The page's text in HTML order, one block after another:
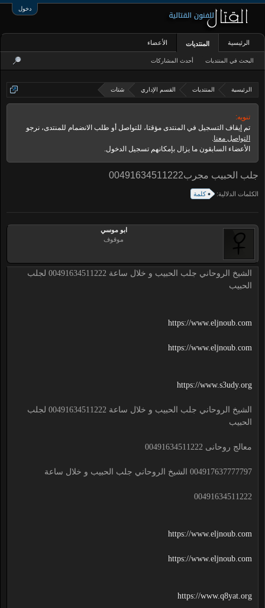
دخول
الرئيسية المنتديات القسم الإداري شتات
تنويه:
تم إيقاف التسجيل في المنتدى مؤقتا، للتواصل أو طلب الانضمام للمنتدى، نرجو
التواصل معنا.
الأعضاء السابقون ما يزال بإمكانهم تسجيل الدخول.
جلب الحبيب مجرب00491634511222
الكلمات الدلالية: كلمة
ابو موسي
موقوف
الشيخ الروحاني جلب الحبيب و خلال ساعة 00491634511222 لجلب
الحبيب
https://www.eljnoub.com
https://www.eljnoub.com
https://www.s3udy.org
الشيخ الروحاني جلب الحبيب و خلال ساعة 00491634511222 لجلب
الحبيب
معالج روحانى 00491634511222
004917637777797 الشيخ الروحاني جلب الحبيب و خلال ساعة
00491634511222
https://www.eljnoub.com
https://www.eljnoub.com
https://www.q8yat.org
الرئيسية المنتديات
البحث في المنتديات أحدث المشاركات
الأعضاء